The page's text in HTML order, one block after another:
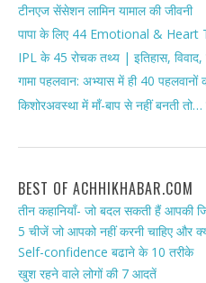
टीनएज सेंसेशन लामिन यामाल की जीवनी
पापा के लिए 44 Emotional &
IPL के 45 रोचक तथ्य | इतिहास, विवाद,
गामा पहलवान: अभ्यास में ही 40
किशोरअवस्था में माँ-बाप से नहीं बनती तो…
BEST OF ACHHIKHABAR.COM
तीन कहानियाँ- जो बदल सकती हैं आपकी
5 चीजें जो आपको नहीं करनी चाहिए और
Self-confidence बढाने के 10 तरीके
खुश रहने वाले लोगों की 7 आदतें